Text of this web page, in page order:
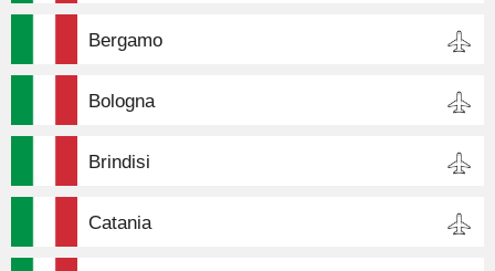
Bergamo
Bologna
Brindisi
Catania